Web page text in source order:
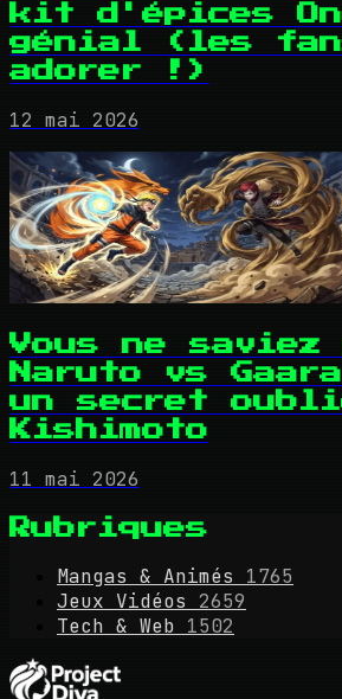
kit d'épices
génial (les
adorer !)
12 mai 2026
Vous ne saviez
Naruto vs
un secret
Kishimoto
11 mai 2026
Rubriques
Mangas & Animés
1765
Jeux Vidéos
2659
Tech & Web 1502